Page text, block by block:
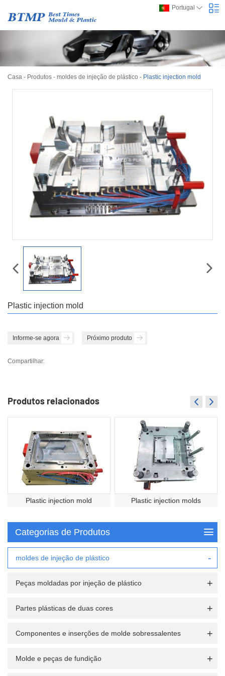
Portugal
Casa - Produtos - moldes de injeção de plástico - Plastic injection mold
Plastic injection mold
Informe-se agora Próximo produto
Compartilhar:
Produtos relacionados
Plastic injection mold Plastic injection molds
Categorias de Produtos
moldes de injeção de plástico
Peças moldadas por injeção de plástico
Partes plásticas de duas cores
Componentes e inserções de molde sobressalentes
Molde e peças de fundição